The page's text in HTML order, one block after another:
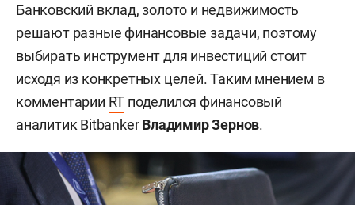
Банковский вклад, золото и недвижимость
решают разные финансовые задачи, поэтому
выбирать инструмент для инвестиций стоит
исходя из конкретных целей. Таким мнением в
комментарии RT поделился финансовый
аналитик BitbankerВладимир Зернов.